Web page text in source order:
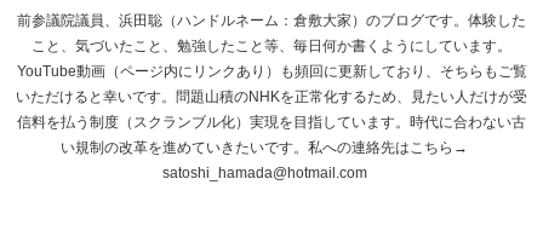
前参議院議員、浜田聡（ハンドルネーム：倉敷大家）のブログです。体験した
こと、気づいたこと、勉強したこと等、毎日何か書くようにしています。
YouTube動画（ページ内にリンクあり）も頻回に更新しており、そちらもご覧
いただけると幸いです。問題山積のNHKを正常化するため、見たい人だけが受
信料を払う制度（スクランブル化）実現を目指しています。時代に合わない古
い規制の改革を進めていきたいです。私への連絡先はこちら→
satoshi_hamada@hotmail.com